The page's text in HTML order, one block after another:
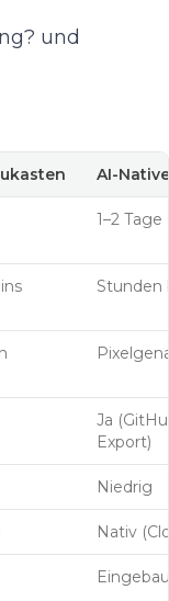
und
AI-
1–2 Tage
Stunden
Ja
Export)
Niedrig
Nativ